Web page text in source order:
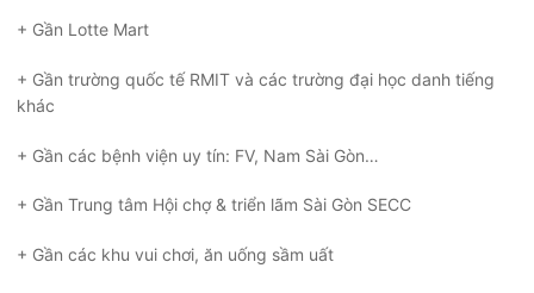
+ Gần Lotte Mart
+ Gần trường quốc tế RMIT và các trường đại học danh tiếng
khác
+ Gần các bệnh viện uy tín: FV, Nam Sài Gòn…
+ Gần Trung tâm Hội chợ & triển lãm Sài Gòn SECC
+ Gần các khu vui chơi, ăn uống sầm uất